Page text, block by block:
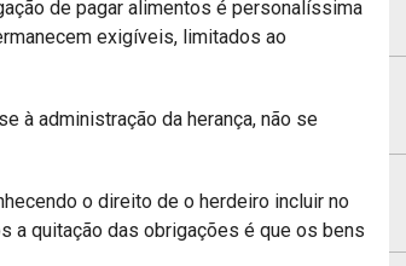
de pagar alimentos é personalíssima
exigíveis, limitados ao
à administração da herança, não se
o direito de o herdeiro incluir no
a quitação das obrigações é que os bens